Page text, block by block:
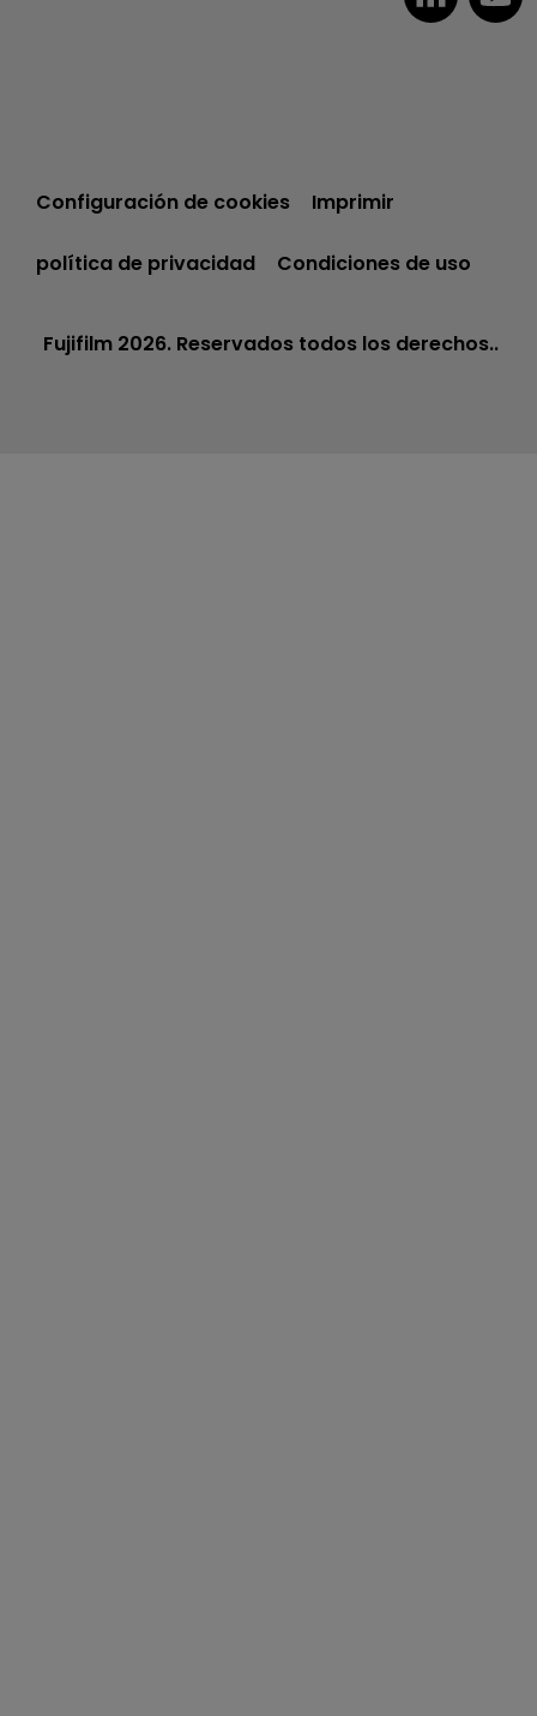
Configuración de cookies Imprimir
política de privacidad Condiciones de uso
Fujifilm 2026. Reservados todos los derechos..